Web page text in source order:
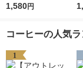
カフェ アイスブレン
濃縮コーヒー
1,580円
コーヒーの人気
1